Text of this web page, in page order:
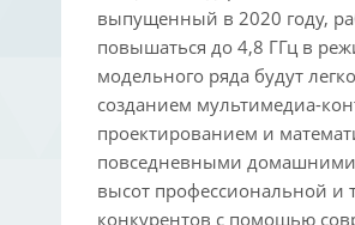
выпущенный в 2020 году,
повышаться до 4,8 ГГц в
модельного ряда будут
созданием мультимедиа-
проектированием и
повседневными домашними
высот профессиональной и
конкурентов с помощью